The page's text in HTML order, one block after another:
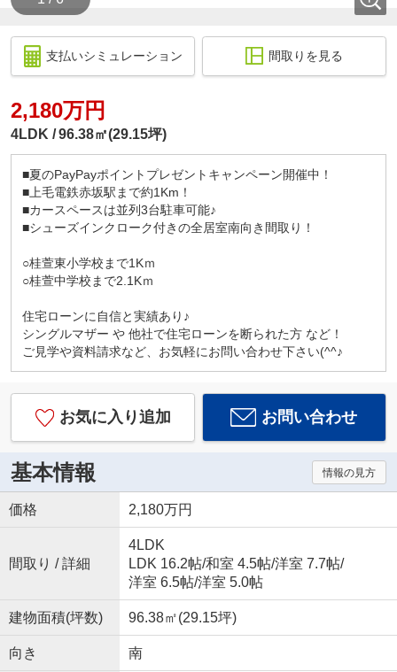
支払いシミュレーション 間取りを見る
2,180万円
4LDK 96.38㎡(29.15坪)
■夏のPayPayポイントプレゼントキャンペーン開催中！
■上毛電鉄赤坂駅まで約1Km！
■カースペースは並列3台駐車可能♪
■シューズインクローク付きの全居室南向き間取り！
○桂萱東小学校まで1Kｍ
○桂萱中学校まで2.1Kｍ
住宅ローンに自信と実績あり♪
シングルマザー や 他社で住宅ローンを断られた方 など！
ご見学や資料請求など、お気軽にお問い合わせ下さい(^^♪
お気に入り追加 お問い合わせ
基本情報 情報の見方
価格 2,180万円
間取り / 詳細
4LDK
LDK 16.2帖/和室 4.5帖/洋室 7.7帖/
洋室 6.5帖/洋室 5.0帖
建物面積(坪数) 96.38㎡(29.15坪)
向き 南